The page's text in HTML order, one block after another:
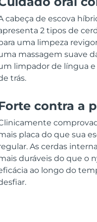
cabeça de escova
2 tipos de
uma limpeza
massagem suave
limpador de língua
trás.
contra a
placa do que sua
As cerdas
duráveis do que o
ao longo do